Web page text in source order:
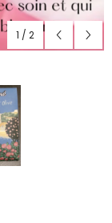
1 / 2